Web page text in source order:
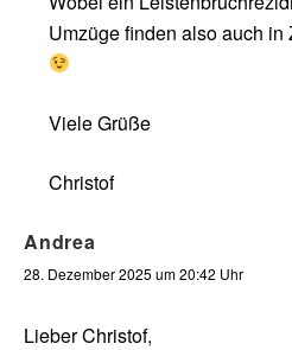
Umzüge finden also auch in
Viele Grüße
Christof
Andrea
28. Dezember 2025 um 20:42 Uhr
Lieber Christof,